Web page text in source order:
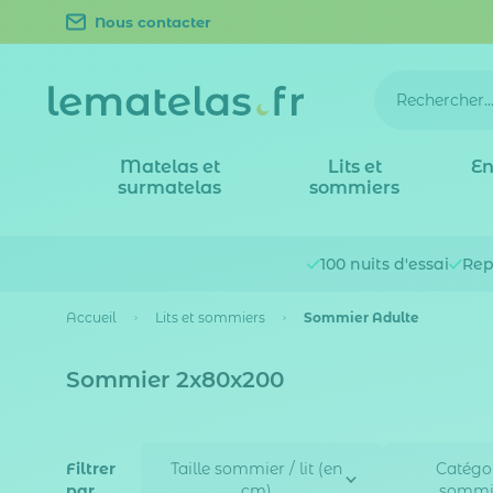
Nous contacter
Matelas et
surmatelas
Lits et
sommiers
100 nuits d'essai
Accueil Lits et sommiers Sommier Adulte
Sommier 2x80x200
Filtrer
Taille sommier / lit (en